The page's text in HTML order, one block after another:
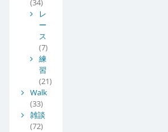
(34)
レ
ー
ス
(7)
練
習
(21)
Walk
(33)
雑談
(72)